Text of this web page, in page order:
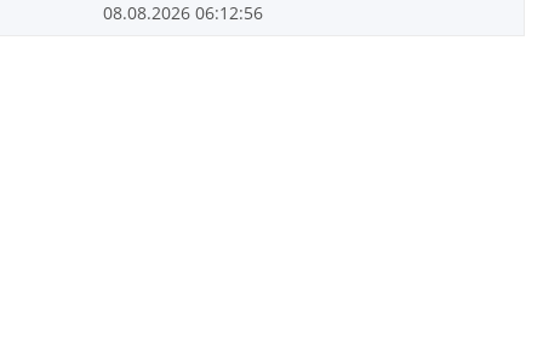
08.08.2026 06:12:56